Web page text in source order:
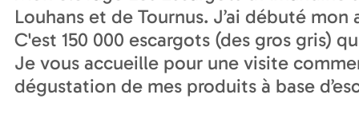
Louhans et de Tournus. J’ai débuté
C'est 150 000 escargots (des gros gris)
Je vous accueille pour une visite
dégustation de mes produits à base